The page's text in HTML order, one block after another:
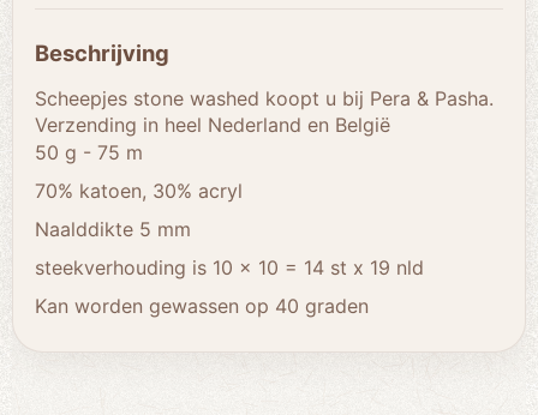
Beschrijving
Scheepjes stone washed koopt u bij Pera & Pasha.
Verzending in heel Nederland en België
50 g - 75 m
70% katoen, 30% acryl
Naalddikte 5 mm
steekverhouding is 10 x 10 = 14 st x 19 nld
Kan worden gewassen op 40 graden